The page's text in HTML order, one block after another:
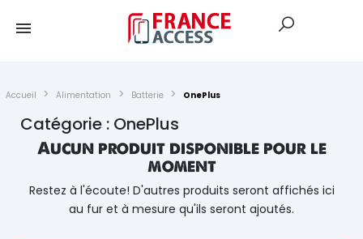
Accueil Alimentation Batterie OnePlus
Catégorie : OnePlus
Aucun produit disponible pour le
moment
Restez à l'écoute! D'autres produits seront affichés ici
au fur et à mesure qu'ils seront ajoutés.